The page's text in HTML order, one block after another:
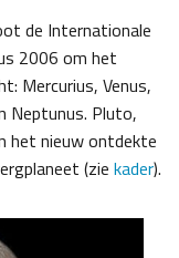
de Internationale
2006 om het
Mercurius, Venus,
Neptunus. Pluto,
het nieuw ontdekte
(zie kader).